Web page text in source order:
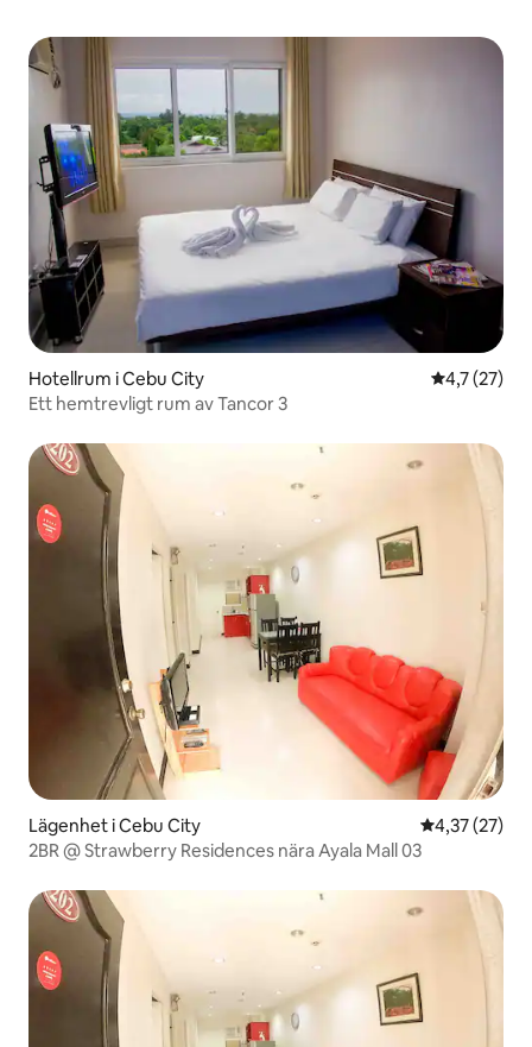
Hotellrum i Cebu City 4,7 av 5 i
4,7 (27)
Ett hemtrevligt rum av Tancor 3
Lägenhet i Cebu City 4,37 av 5 i
4,37 (27)
2BR @ Strawberry Residences nära Ayala Mall 03